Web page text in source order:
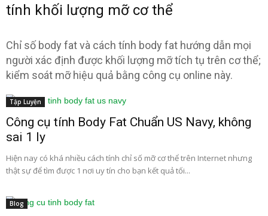
tính khối lượng mỡ cơ thể
Chỉ số body fat và cách tính body fat hướng dẫn mọi
người xác định được khối lượng mỡ tích tụ trên cơ thể;
kiểm soát mỡ hiệu quả bằng công cụ online này.
Tập Luyện
Công cụ tính Body Fat Chuẩn US Navy, không
sai 1 ly
Hiện nay có khá nhiều cách tính chỉ số mỡ cơ thể trên Internet nhưng
thật sự để tìm được 1 nơi uy tín cho bạn kết quả tối...
Blog